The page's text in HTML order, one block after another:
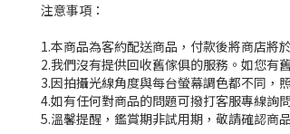
注意事項：
1.本商品為客約配送商品，付款後將商店將
2.我們沒有提供回收舊傢俱的服務。如您有
3.因拍攝光線角度與每台螢幕調色都不同，
4.如有任何對商品的問題可撥打客服專線詢
5.溫馨提醒，鑑賞期非試用期，敬請確認商